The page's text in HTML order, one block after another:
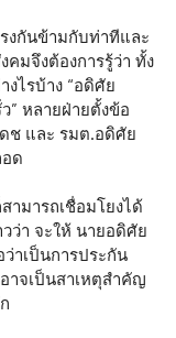
งกันข้ามกับท่าทีและ
มจึงต้องการรู้ว่า ทั้ง
ไรบ้าง “อดิศัย
” หลายฝ่ายตั้งข้อ
ดช และ รมต.อดิศัย
ด
ามารถเชื่อมโยงได้
ว่า จะให้ นายอดิศัย
าเป็นการประกัน
าจเป็นสาเหตุสำคัญ